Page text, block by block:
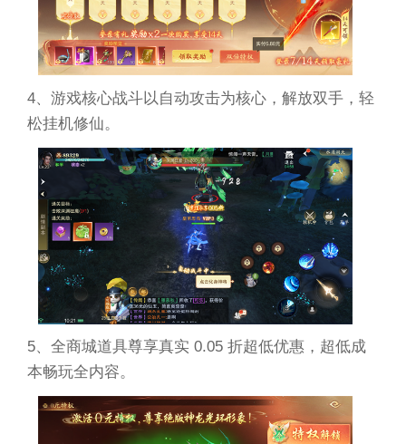
4、游戏核心战斗以自动攻击为核心，解放双手，轻
松挂机修仙。
5、全商城道具尊享真实 0.05 折超低优惠，超低成
本畅玩全内容。